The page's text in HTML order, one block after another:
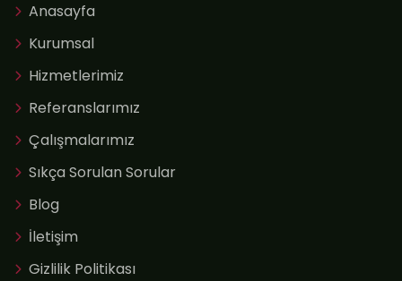
Anasayfa
Kurumsal
Hizmetlerimiz
Referanslarımız
Çalışmalarımız
Sıkça Sorulan Sorular
Blog
İletişim
Gizlilik Politikası